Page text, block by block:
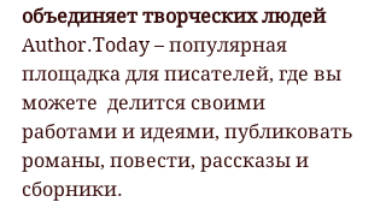
объединяет творческих людей
Author.Today – популярная
площадка для писателей, где вы
можете  делится своими
работами и идеями, публиковать
романы, повести, рассказы и
сборники.